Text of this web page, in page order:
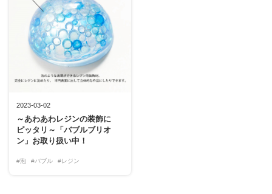
2023-03-02
～あわあわレジンの装飾に
ピッタリ～「バブルブリオ
ン」お取り扱い中！
#泡 #バブル #レジン